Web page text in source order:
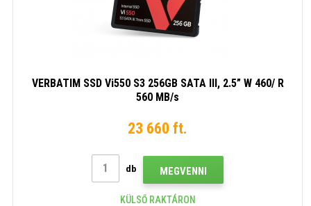
VERBATIM SSD Vi550 S3 256GB SATA III, 2.5” W 460/ R
560 MB/s
23 660 ft.
db MEGVENNI
KÜLSŐ RAKTÁRON